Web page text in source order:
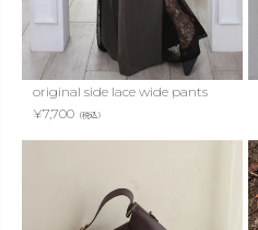
original side lace wide pants
¥7,700 （税込）